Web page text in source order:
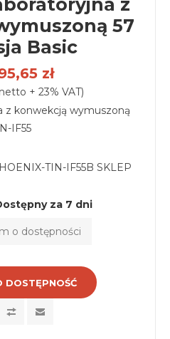
z
57
Basic
zł
+ 23% VAT)
z konwekcją wymuszoną
IF55
TIN-IF55B SKLEP
za 7 dni
o dostępności
DOSTĘPNOŚĆ